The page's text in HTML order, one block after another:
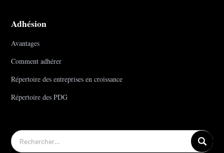
Adhésion
Avantages
Comment adhérer
Répertoire des entreprises en croissance
Répertoire des PDG